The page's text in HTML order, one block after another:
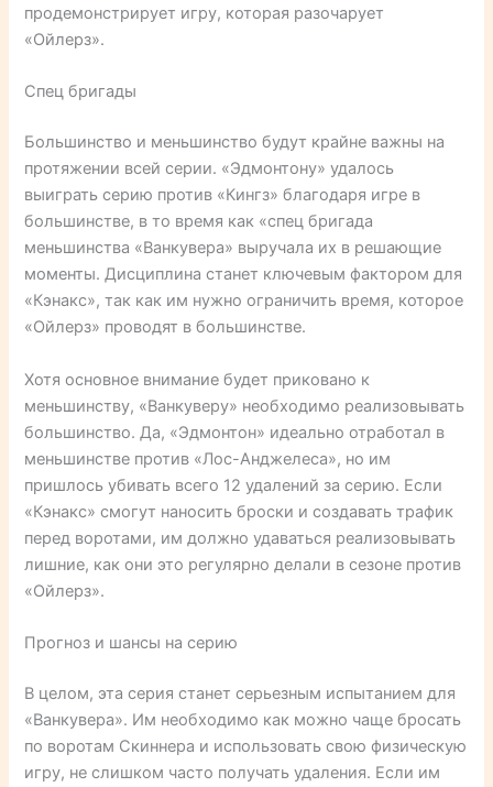
продемонстрирует игру, которая разочарует
«Ойлерз».
Спец бригады
Большинство и меньшинство будут крайне важны на
протяжении всей серии. «Эдмонтону» удалось
выиграть серию против «Кингз» благодаря игре в
большинстве, в то время как «спец бригада
меньшинства «Ванкувера» выручала их в решающие
моменты. Дисциплина станет ключевым фактором для
«Кэнакс», так как им нужно ограничить время, которое
«Ойлерз» проводят в большинстве.
Хотя основное внимание будет приковано к
меньшинству, «Ванкуверу» необходимо реализовывать
большинство. Да, «Эдмонтон» идеально отработал в
меньшинстве против «Лос-Анджелеса», но им
пришлось убивать всего 12 удалений за серию. Если
«Кэнакс» смогут наносить броски и создавать трафик
перед воротами, им должно удаваться реализовывать
лишние, как они это регулярно делали в сезоне против
«Ойлерз».
Прогноз и шансы на серию
В целом, эта серия станет серьезным испытанием для
«Ванкувера». Им необходимо как можно чаще бросать
по воротам Скиннера и использовать свою физическую
игру, не слишком часто получать удаления. Если им